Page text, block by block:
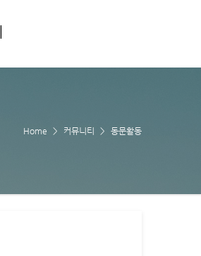
Home 커뮤니티 동문활동